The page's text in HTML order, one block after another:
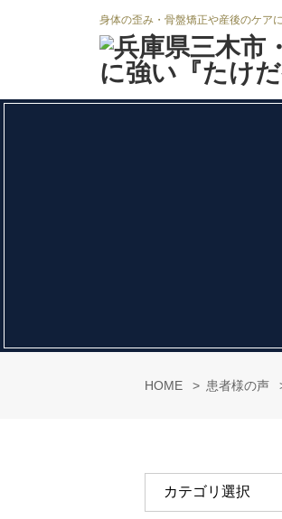
身体の歪み・骨盤矯正や産後のケア
HOME 患者様の声